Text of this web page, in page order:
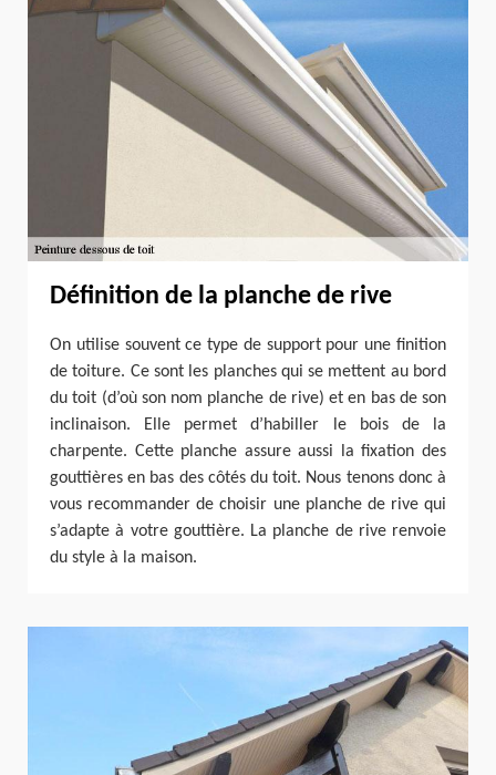
Définition de la planche de rive
On utilise souvent ce type de support pour une finition
de toiture. Ce sont les planches qui se mettent au bord
du toit (d’où son nom planche de rive) et en bas de son
inclinaison. Elle permet d’habiller le bois de la
charpente. Cette planche assure aussi la fixation des
gouttières en bas des côtés du toit. Nous tenons donc à
vous recommander de choisir une planche de rive qui
s’adapte à votre gouttière. La planche de rive renvoie
du style à la maison.